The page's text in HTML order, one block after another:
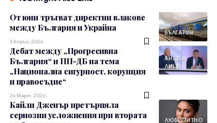
БЪЛГАРИЯ
От юни тръгват директни влакове
между България и Украйна
3 Април, 2026
ЛИЦЕ В
ЛИЦЕ
Дебат между „Прогресивна
България“ и ПП-ДБ на тема
„Национална сигурност, корупция
и правосъдие“
26 Март, 2026
ЛЮБОПИТНО
Кайли Дженър претърпяла
сериозни усложнения при втората